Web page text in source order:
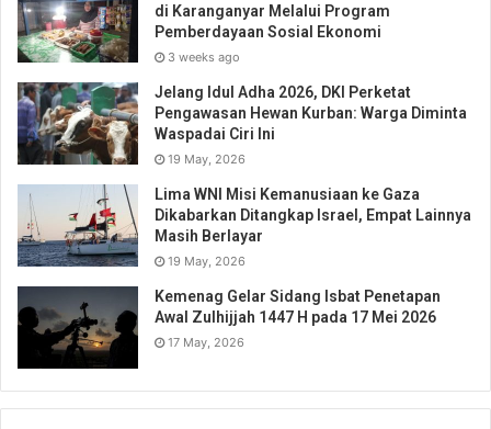
di Karanganyar Melalui Program
Pemberdayaan Sosial Ekonomi
3 weeks ago
Jelang Idul Adha 2026, DKI Perketat
Pengawasan Hewan Kurban: Warga Diminta
Waspadai Ciri Ini
19 May, 2026
Lima WNI Misi Kemanusiaan ke Gaza
Dikabarkan Ditangkap Israel, Empat Lainnya
Masih Berlayar
19 May, 2026
Kemenag Gelar Sidang Isbat Penetapan
Awal Zulhijjah 1447 H pada 17 Mei 2026
17 May, 2026